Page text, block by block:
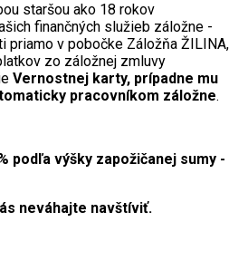
staršou ako 18 rokov
finančných služieb záložne -
priamo v pobočke Záložňa ŽILINA,
zo záložnej zmluvy
Vernostnej karty, prípadne mu
pracovníkom záložne.
podľa výšky zapožičanej sumy -
neváhajte navštíviť.